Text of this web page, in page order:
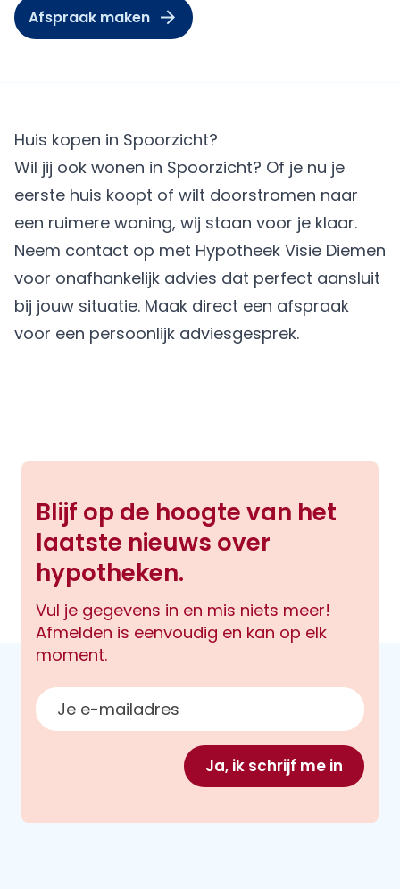
Afspraak maken
Huis kopen in Spoorzicht?
Wil jij ook wonen in Spoorzicht? Of je nu je
eerste huis koopt of wilt doorstromen naar
een ruimere woning, wij staan voor je klaar.
Neem contact op met Hypotheek Visie Diemen
voor onafhankelijk advies dat perfect aansluit
bij jouw situatie. Maak direct een afspraak
voor een persoonlijk adviesgesprek.
Blijf op de hoogte van het
laatste nieuws over
hypotheken.
Vul je gegevens in en mis niets meer!
Afmelden is eenvoudig en kan op elk
moment.
E-mailadres
Ja, ik schrijf me in